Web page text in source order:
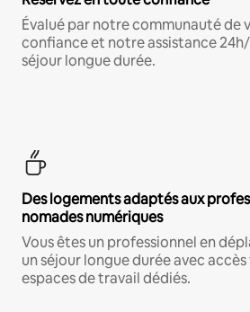
Évalué par notre communauté de
confiance et notre assistance
séjour longue durée.
Des logements adaptés aux
nomades numériques
Vous êtes un professionnel en
un séjour longue durée avec
espaces de travail dédiés.